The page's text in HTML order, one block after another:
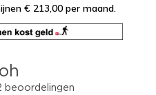
€ 213,00 per maand.